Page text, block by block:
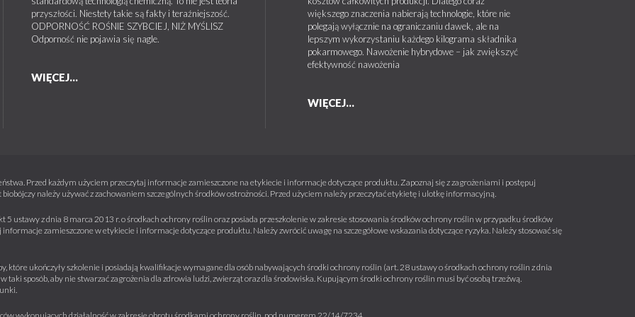
pierwsze płatki kwiatowe, ale pąki kwiatowe są nadal zamknięte (BBCH 50-59).
zastosowania: 0,3 l/ha
zastosowania: 0,15-0,3 l/ha
wegetacyjnym: 1
i na nasiona)
konieczne jest wyznaczenie strefy ochronnej o szerokości 30 m od zbiorników i cieków wodnych,
zastosowaniem technik redukujących znoszenie cieczy użytkowej podczas zabiegu o
niebędących celem działania środka konieczne jest wyznaczenie od terenów nieużytkowanych
technik redukujących znoszenie cieczy użytkowej podczas zabiegu o 90% lub
technik redukujących znoszenie cieczy użytkowej podczas zabiegu o 50% lub,
technik redukujących znoszenie cieczy użytkowej podczas zabiegu o 50% lub
przyszłości. Niestety takie są fakty i teraźniejszość.
ODPORNOŚĆ ROŚNIE SZYBCIEJ, NIŻ MYŚLISZ
Odporność nie pojawia się nagle.
WIĘCEJ...
większego znaczenia nabierają technologie, które nie
polegają wyłącznie na ograniczaniu dawek, ale na
lepszym wykorzystaniu każdego kilograma składnika
pokarmowego. Nawożenie hybrydowe – jak zwiększyć
efektywność nawożenia
WIĘCEJ...
Przed każdym użyciem przeczytaj informacje zamieszczone na etykiecie i informacje dotyczące produktu. Zapoznaj się z zagrożeniami i postępuj
należy używać z zachowaniem szczególnych środków ostrożności. Przed użyciem należy przeczytać etykietę i ulotkę informacyjną.
ustawy z dnia 8 marca 2013 r. o środkach ochrony roślin oraz posiada przeszkolenie w zakresie stosowania środków ochrony roślin w przypadku środków
zamieszczone w etykiecie i informacje dotyczące produktu. Należy zwrócić uwagę na szczegółowe wskazania dotyczące ryzyka. Należy stosować się
które ukończyły szkolenie i posiadają kwalifikacje wymagane dla osób nabywających środki ochrony roślin (art. 28 ustawy o środkach ochrony roślin z dnia
sposób, aby nie stwarzać zagrożenia dla zdrowia ludzi, zwierząt oraz dla środowiska. Kupującym środki ochrony roślin musi być osobą trzeźwą.